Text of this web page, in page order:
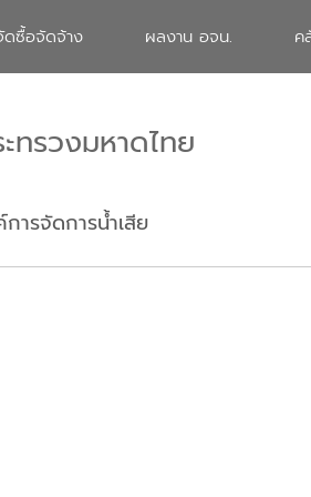
ดซื้อจัดจ้าง ผลงาน อจน. ค
ทรวงมหาดไทย
ารจัดการน้ำเสีย